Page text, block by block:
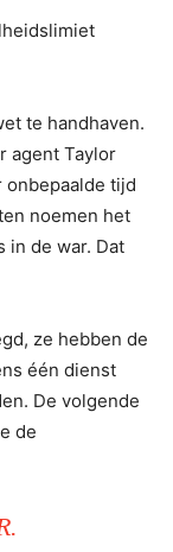
te handhaven.
agent Taylor
onbepaalde tijd
noemen het
in de war. Dat
ze hebben de
één dienst
De volgende
de